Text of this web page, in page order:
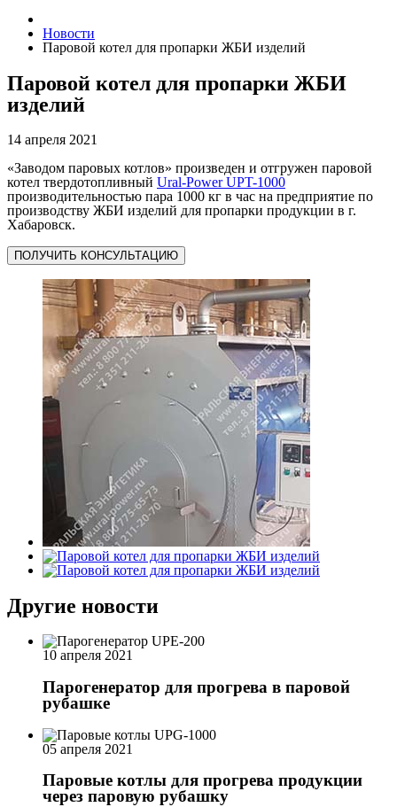
Новости
Паровой котел для пропарки ЖБИ изделий
Паровой котел для пропарки ЖБИ
изделий
14 апреля 2021
«Заводом паровых котлов» произведен и отгружен паровой
котел твердотопливный Ural-Power UPT-1000
производительностью пара 1000 кг в час на предприятие по
производству ЖБИ изделий для пропарки продукции в г.
Хабаровск.
ПОЛУЧИТЬ КОНСУЛЬТАЦИЮ
Другие новости
10 апреля 2021
Парогенератор для прогрева в паровой
рубашке
05 апреля 2021
Паровые котлы для прогрева продукции
через паровую рубашку